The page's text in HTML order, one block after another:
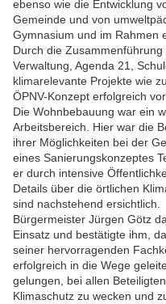
ebenso wie die Entwicklung
Gemeinde und von
Gymnasium und im Rahmen
Durch die
Verwaltung, Agenda 21,
klimarelevante Projekte wie
ÖPNV-Konzept erfolgreich
Die Wohnbebauung war ein
Arbeitsbereich. Hier war die
ihrer Möglichkeiten bei der
eines Sanierungskonzeptes
er durch intensive
Details über die örtlichen
sind nachstehend ersichtlich.
Bürgermeister Jürgen Götz
Einsatz und bestätigte ihm,
seiner hervorragenden
erfolgreich in die Wege
gelungen, bei allen
Klimaschutz zu wecken und